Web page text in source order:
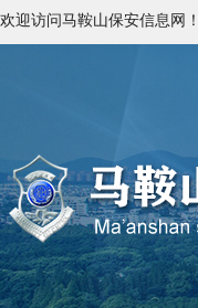
欢迎访问马鞍山保安信息网！